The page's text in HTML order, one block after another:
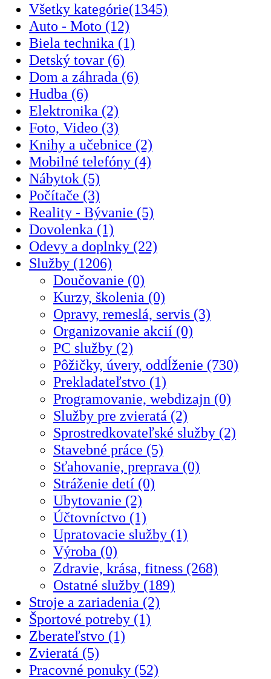
Všetky kategórie(1345)
Auto - Moto (12)
Biela technika (1)
Detský tovar (6)
Dom a záhrada (6)
Hudba (6)
Elektronika (2)
Foto, Video (3)
Knihy a učebnice (2)
Mobilné telefóny (4)
Nábytok (5)
Počítače (3)
Reality - Bývanie (5)
Dovolenka (1)
Odevy a doplnky (22)
Služby (1206)
Doučovanie (0)
Kurzy, školenia (0)
Opravy, remeslá, servis (3)
Organizovanie akcií (0)
PC služby (2)
Pôžičky, úvery, oddĺženie (730)
Prekladateľstvo (1)
Programovanie, webdizajn (0)
Služby pre zvieratá (2)
Sprostredkovateľské služby (2)
Stavebné práce (5)
Sťahovanie, preprava (0)
Stráženie detí (0)
Ubytovanie (2)
Účtovníctvo (1)
Upratovacie služby (1)
Výroba (0)
Zdravie, krása, fitness (268)
Ostatné služby (189)
Stroje a zariadenia (2)
Športové potreby (1)
Zberateľstvo (1)
Zvieratá (5)
Pracovné ponuky (52)